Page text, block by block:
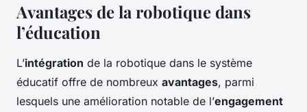
Avantages de la robotique dans
l’éducation
L’intégration de la robotique dans le système
éducatif offre de nombreux avantages, parmi
lesquels une amélioration notable de l’engagement